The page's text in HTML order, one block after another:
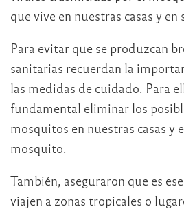
que vive en nuestras casas y en
Para evitar que se produzcan
sanitarias recuerdan la
las medidas de cuidado. Para
fundamental eliminar los
mosquitos en nuestras casas y
mosquito.
También, aseguraron que es
viajen a zonas tropicales o